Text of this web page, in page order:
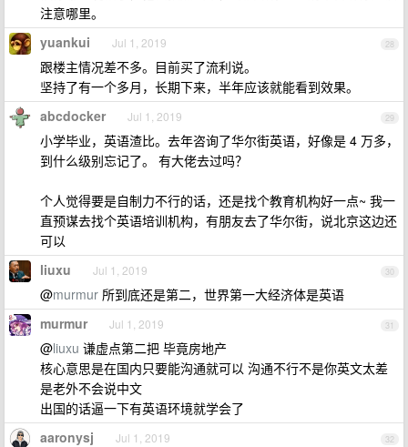
注意哪里。
28
yuankui Jul 1, 2019
跟楼主情况差不多。目前买了流利说。
坚持了有一个多月，长期下来，半年应该就能看到效果。
29
abcdocker Jul 1, 2019
小学毕业，英语渣比。去年咨询了华尔街英语，好像是 4 万多，
到什么级别忘记了。 有大佬去过吗？
个人觉得要是自制力不行的话，还是找个教育机构好一点~ 我一
直预谋去找个英语培训机构，有朋友去了华尔街，说北京这边还
可以
30
liuxu Jul 1, 2019
@murmur 所到底还是第二，世界第一大经济体是英语
31
murmur Jul 1, 2019
@liuxu 谦虚点第二把 毕竟房地产
核心意思是在国内只要能沟通就可以 沟通不行不是你英文太差
是老外不会说中文
出国的话逼一下有英语环境就学会了
32
aaronysj Jul 1, 2019